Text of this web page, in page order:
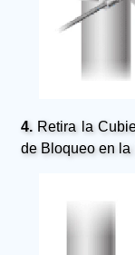
4. Retira la
de Bloqueo en la